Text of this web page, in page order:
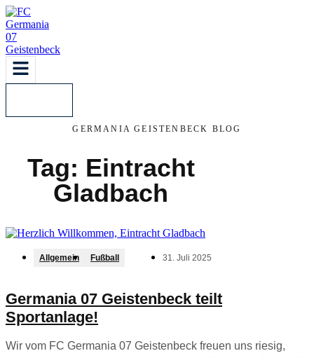
GERMANIA GEISTENBECK BLOG
Tag: Eintracht
Gladbach
Allgemein Fußball 31. Juli 2025
Germania 07 Geistenbeck teilt
Sportanlage!
Wir vom FC Germania 07 Geistenbeck freuen uns riesig,